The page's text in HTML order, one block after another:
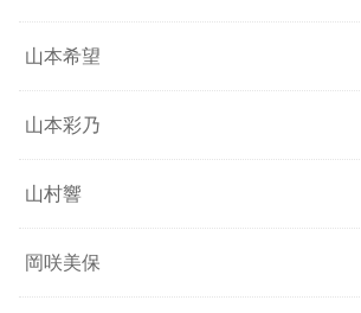
山本希望
山本彩乃
山村響
岡咲美保